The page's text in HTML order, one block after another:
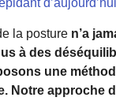
la posture n’a
à des
une
Notre approche